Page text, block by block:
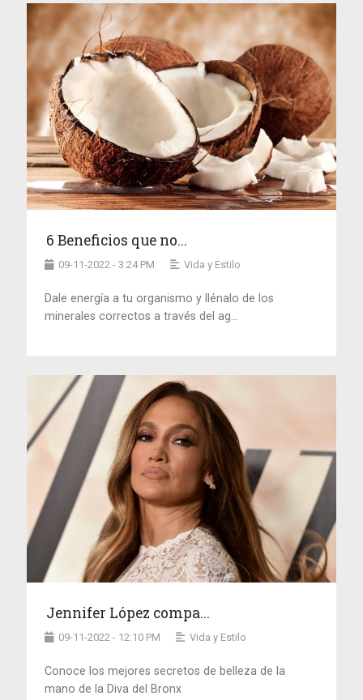
6 Beneficios que no...
09-11-2022 - 3:24 PM Vida y Estilo
Dale energía a tu organismo y llénalo de los
minerales correctos a través del ag...
Jennifer López compa...
09-11-2022 - 12:10 PM Vida y Estilo
Conoce los mejores secretos de belleza de la
mano de la Diva del Bronx